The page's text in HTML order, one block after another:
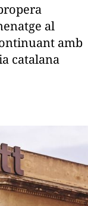
al
amb
catalana